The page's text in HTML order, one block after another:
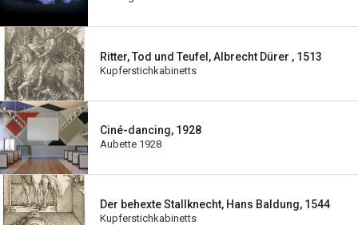
Ritter, Tod und Teufel, Albrecht Dürer , 1513
Kupferstichkabinetts
Ciné-dancing, 1928
Aubette 1928
Der behexte Stallknecht, Hans Baldung, 1544
Kupferstichkabinetts